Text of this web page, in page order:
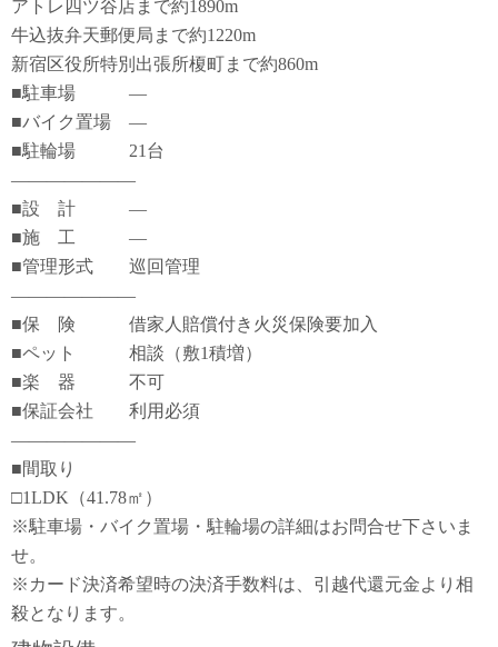
アトレ四ツ谷店まで約1890m
牛込抜弁天郵便局まで約1220m
新宿区役所特別出張所榎町まで約860m
■駐車場 ―
■バイク置場 ―
■駐輪場 21台
―――――――
■設 計 ―
■施 工 ―
■管理形式 巡回管理
―――――――
■保 険 借家人賠償付き火災保険要加入
■ペット 相談（敷1積増）
■楽 器 不可
■保証会社 利用必須
―――――――
■間取り
□1LDK（41.78㎡）
※駐車場・バイク置場・駐輪場の詳細はお問合せ下さいま
せ。
※カード決済希望時の決済手数料は、引越代還元金より相
殺となります。